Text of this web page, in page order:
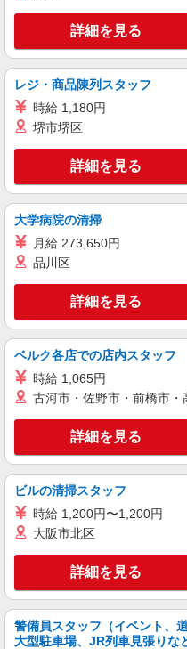
株式会社kotrio /●SW-H1-2024327
＜石神井公
ない＊週3
時給
キープ
職業紹介
株式会社kotrio /●SW-S-2098141
看護師さん
【正社員
給：200,000
30,000円
善手当：
間） ※固定
手当として
（上記給与とは別に支
歓迎 ・認
者研修 ・
東京都練
キープ
派遣社員
株式会社kotrio /●SW-H1-
石神井公園
ス看護師【
時給
通費全支給(
練馬区
キープ
派遣社員
株式会社kotrio /●SW-H1-
練馬高野台
詳細を見る
レジ・商品陳列スタッフ
時給 1,180円
堺市堺区
詳細を見る
大学病院の清掃
月給 273,650円
品川区
詳細を見る
ベルク各店での店内スタッフ
時給 1,065円
古河市・佐野市・前橋市
詳細を見る
ビルの清掃スタッフ
時給 1,200円〜1,200円
大阪市北区
詳細を見る
警備員スタッフ（イベント、
大型駐車場、JR列車見張りな